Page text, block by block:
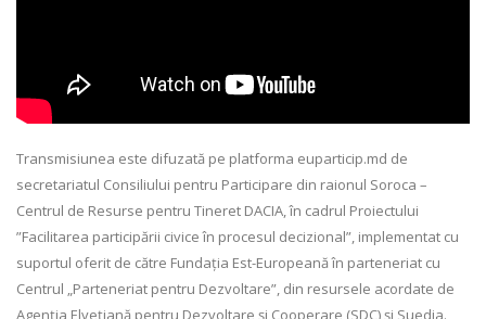
Transmisiunea este difuzată pe platforma euparticip.md de
secretariatul Consiliului pentru Participare din raionul Soroca –
Centrul de Resurse pentru Tineret DACIA, în cadrul Proiectului
”Facilitarea participării civice în procesul decizional”, implementat cu
suportul oferit de către Fundația Est-Europeană în parteneriat cu
Centrul „Parteneriat pentru Dezvoltare”, din resursele acordate de
Agenția Elvețiană pentru Dezvoltare și Cooperare (SDC) și Suedia.